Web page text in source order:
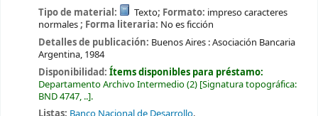
Tipo de material: Texto; Formato: impreso caracteres
normales; Forma literaria: No es ficción
Detalles de publicación: Buenos Aires :Asociación Bancaria
Argentina, 1984
Disponibilidad: Ítems disponibles para préstamo:
Departamento Archivo Intermedio(2) Signatura topográfica:
BND 4747, .. .